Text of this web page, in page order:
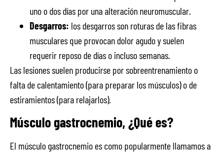
uno o dos días por una alteración neuromuscular.
Desgarros: los desgarros son roturas de las fibras
musculares que provocan dolor agudo y suelen
requerir reposo de días o incluso semanas.
Las lesiones suelen producirse por sobreentrenamiento o
falta de calentamiento (para preparar los músculos) o de
estiramientos (para relajarlos).
Músculo gastrocnemio, ¿Qué es?
El músculo gastrocnemio es como popularmente llamamos a